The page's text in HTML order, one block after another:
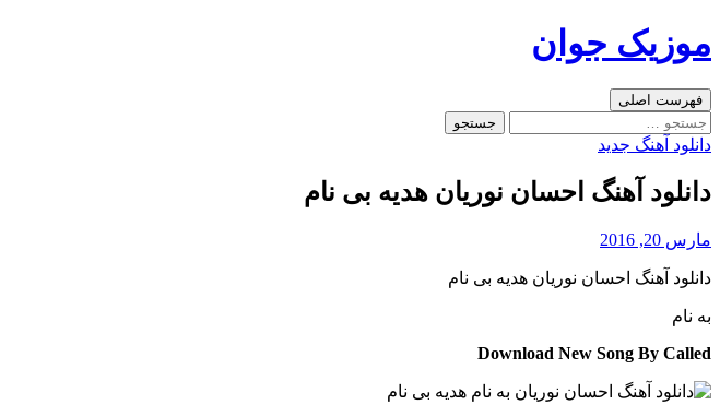
به
موزیک جوان
جست‌وجو
فهرست اصلی
جستجو
برای:
دانلود آهنگ جدید
دانلود آهنگ احسان نوریان هدیه بی نام
مارس 20, 2016
دانلود آهنگ احسان نوریان هدیه بی نام
به نام
Download New Song By Called